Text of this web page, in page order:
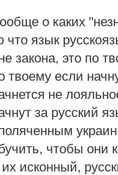
о каких
что язык
закона, это по
твоему если
не
за русский
чтобы они
исконный,